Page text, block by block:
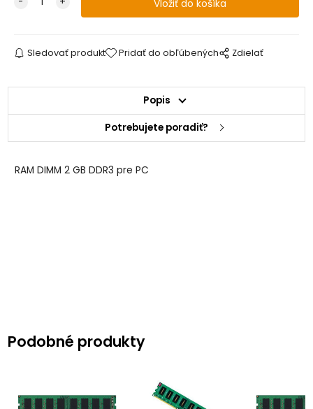
Sledovať produkt Pridať do obľúbených Zdielať
Popis
Potrebujete poradiť?
RAM DIMM 2 GB DDR3 pre PC
Podobné produkty